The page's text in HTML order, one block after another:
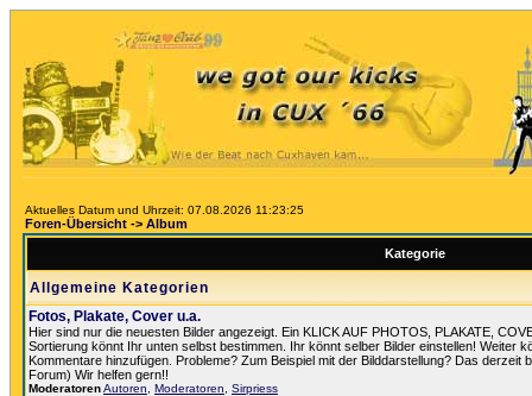
Aktuelles Datum und Uhrzeit: 07.08.2026 11:23:25
Foren-Übersicht -> Album
Kategorie
Allgemeine Kategorien
Fotos, Plakate, Cover u.a.
Hier sind nur die neuesten Bilder angezeigt. Ein KLICK AUF PHOTOS, PLAKATE,
Sortierung könnt Ihr unten selbst bestimmen. Ihr könnt selber Bilder einstellen! Weiter
Kommentare hinzufügen. Probleme? Zum Beispiel mit der Bilddarstellung? Das derzeit
Forum) Wir helfen gern!!
ModeratorenAutoren Moderatoren Sirpriess